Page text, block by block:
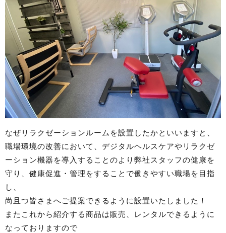
なぜリラクゼーションルームを設置したかといいますと、
職場環境の改善において、デジタルヘルスケアやリラクゼ
ーション機器を導入することのより弊社スタッフの健康を
守り、健康促進・管理をすることで働きやすい職場を目指
し、
尚且つ皆さまへご提案できるように設置いたしました！
またこれから紹介する商品は販売、レンタルできるように
なっておりますので